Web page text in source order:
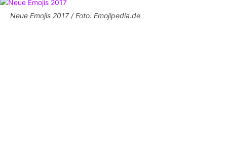
Neue Emojis 2017 / Foto: Emojipedia.de